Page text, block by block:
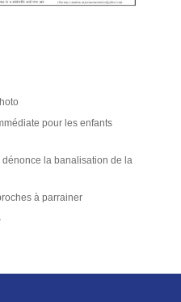
pour les enfants
la banalisation de la
à parrainer